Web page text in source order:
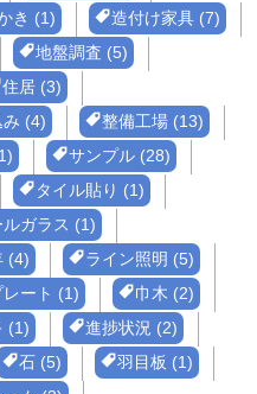
き (1)
造付け家具 (7)
地盤調査 (5)
住居 (3)
(4)
整備工場 (13)
サンプル (28)
タイル貼り (1)
ガラス (1)
(4)
ライン照明 (5)
ート (1)
巾木 (2)
(1)
進捗状況 (2)
石 (5)
羽目板 (1)